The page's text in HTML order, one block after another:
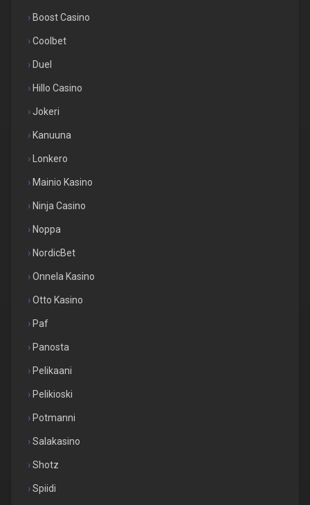
Boost Casino
Coolbet
Duel
Hillo Casino
Jokeri
Kanuuna
Lonkero
Mainio Kasino
Ninja Casino
Noppa
NordicBet
Onnela Kasino
Otto Kasino
Paf
Panosta
Pelikaani
Pelikioski
Potmanni
Salakasino
Shotz
Spiidi